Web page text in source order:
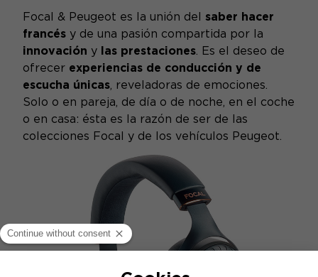
Focal & Peugeot es la unión del saber hacer
francés y de una pasión compartida por la
innovación y las prestaciones. Es el deseo de
ofrecer experiencias de conducción y de
escucha únicas, reveladoras de emociones.
Solo o en pareja, de día o de noche, en el coche
o en casa: ésta es la razón de ser de las
colecciones Focal y de los vehículos Peugeot.